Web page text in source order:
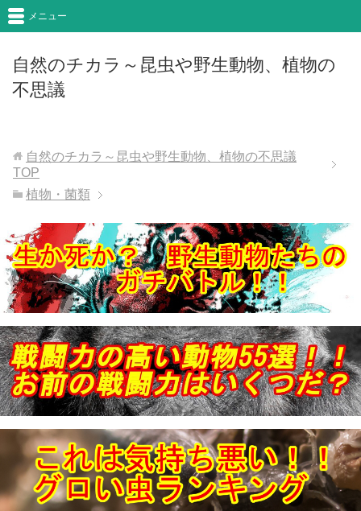
自然のチカラ～昆虫や野生動物、植物の
不思議
メニュー
自然のチカラ～昆虫や野生動物、植物の不思議
TOP
植物・菌類